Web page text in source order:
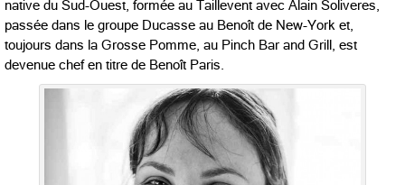
native du Sud-Ouest, formée au Taillevent avec Alain Soliveres,
passée dans le groupe Ducasse au Benoît de New-York et,
toujours dans la Grosse Pomme, au Pinch Bar and Grill, est
devenue chef en titre de Benoît Paris.